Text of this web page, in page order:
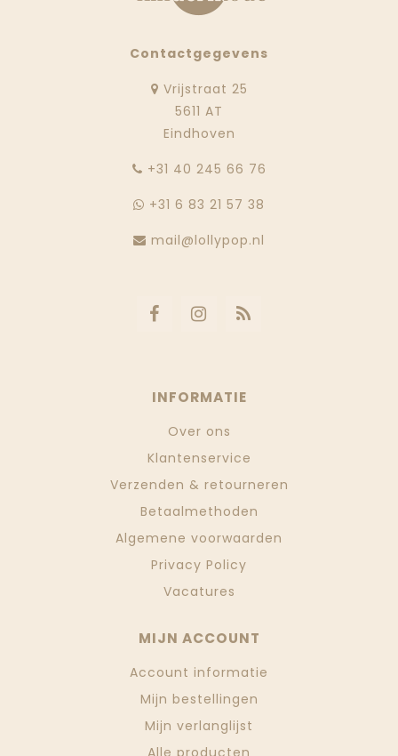
Contactgegevens
Vrijstraat 25
5611 AT
Eindhoven
‭+31 40 245 66 76
+31 6 83 21 57 38
mail@lollypop.nl
INFORMATIE
Over ons
Klantenservice
Verzenden & retourneren
Betaalmethoden
Algemene voorwaarden
Privacy Policy
Vacatures
MIJN ACCOUNT
Account informatie
Mijn bestellingen
Mijn verlanglijst